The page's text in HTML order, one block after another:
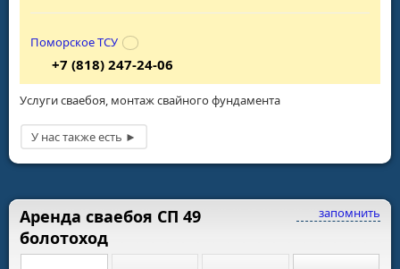
Услуги сваебоя, монтаж свайного фундамента
Поморское ТСУ
+7 (818) 247-24-06
запомнить
Аренда сваебоя СП 49
болотоход